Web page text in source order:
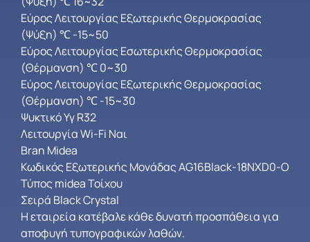
Εύρος Λειτουργίας Εξωτερικής Θερμοκρασίας
(Ψύξη) ℃ -15~50
Εύρος Λειτουργίας Εσωτερικής Θερμοκρασίας
(Θέρμανση) ℃ 0~30
Εύρος Λειτουργίας Εξωτερικής Θερμοκρασίας
(Θέρμανση) ℃ -15~30
Ψυκτικό Υγ R32
Λειτουργία Wi-Fi Ναι
Bran Midea
Κωδικός Εξωτερικής Μονάδας AG16Black-18NXD0-O
Τύπος midea Τοίχου
Σειρά Black Crystal
Η εταιρεία κατέβαλε κάθε δυνατή προσπάθεια για
αποφυγή τυπογραφικών λαθών.